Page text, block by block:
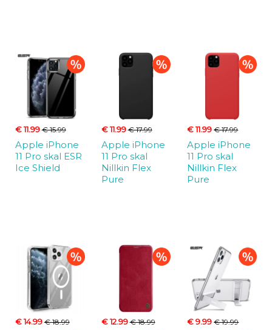
€ 11.99€ 15.99
Apple iPhone
11 Pro skal ESR
Ice Shield
€ 11.99€ 17.99
Apple iPhone
11 Pro skal
Nillkin Flex
Pure
€ 11.99€ 17.99
Apple iPhone
11 Pro skal
Nillkin Flex
Pure
€ 14.99€ 18.99 € 12.99€ 18.99 € 9.99€ 19.99